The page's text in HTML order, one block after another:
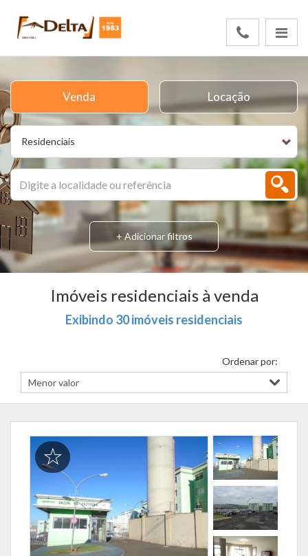
Residenciais
Venda Locação
+ Adicionar filtros
Imóveis residenciais à venda
Exibindo 30 imóveis residenciais
Ordenar por: